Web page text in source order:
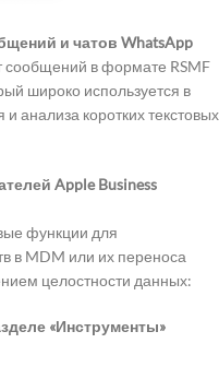
и чатов WhatsApp
сообщений в формате RSMF
широко используется в
анализа коротких текстовых
Apple Business
функции для
в MDM или их переноса
целостности данных:
«Инструменты»